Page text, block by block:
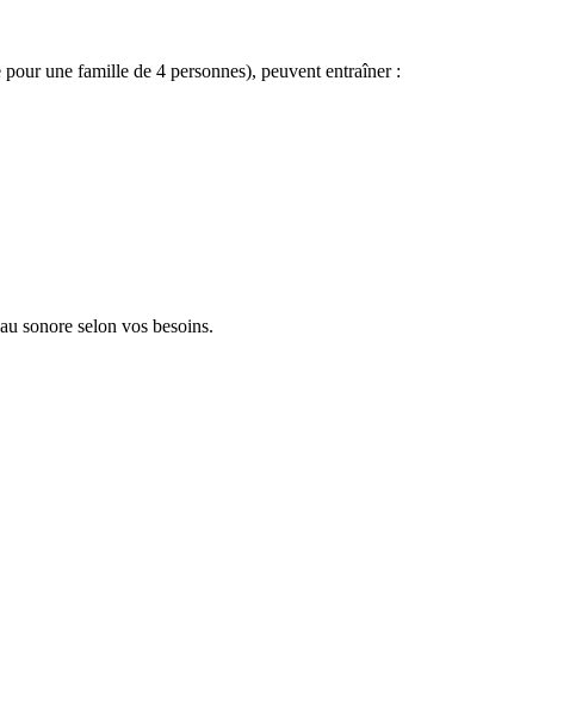
une famille de 4 personnes), peuvent entraîner :
sonore selon vos besoins.